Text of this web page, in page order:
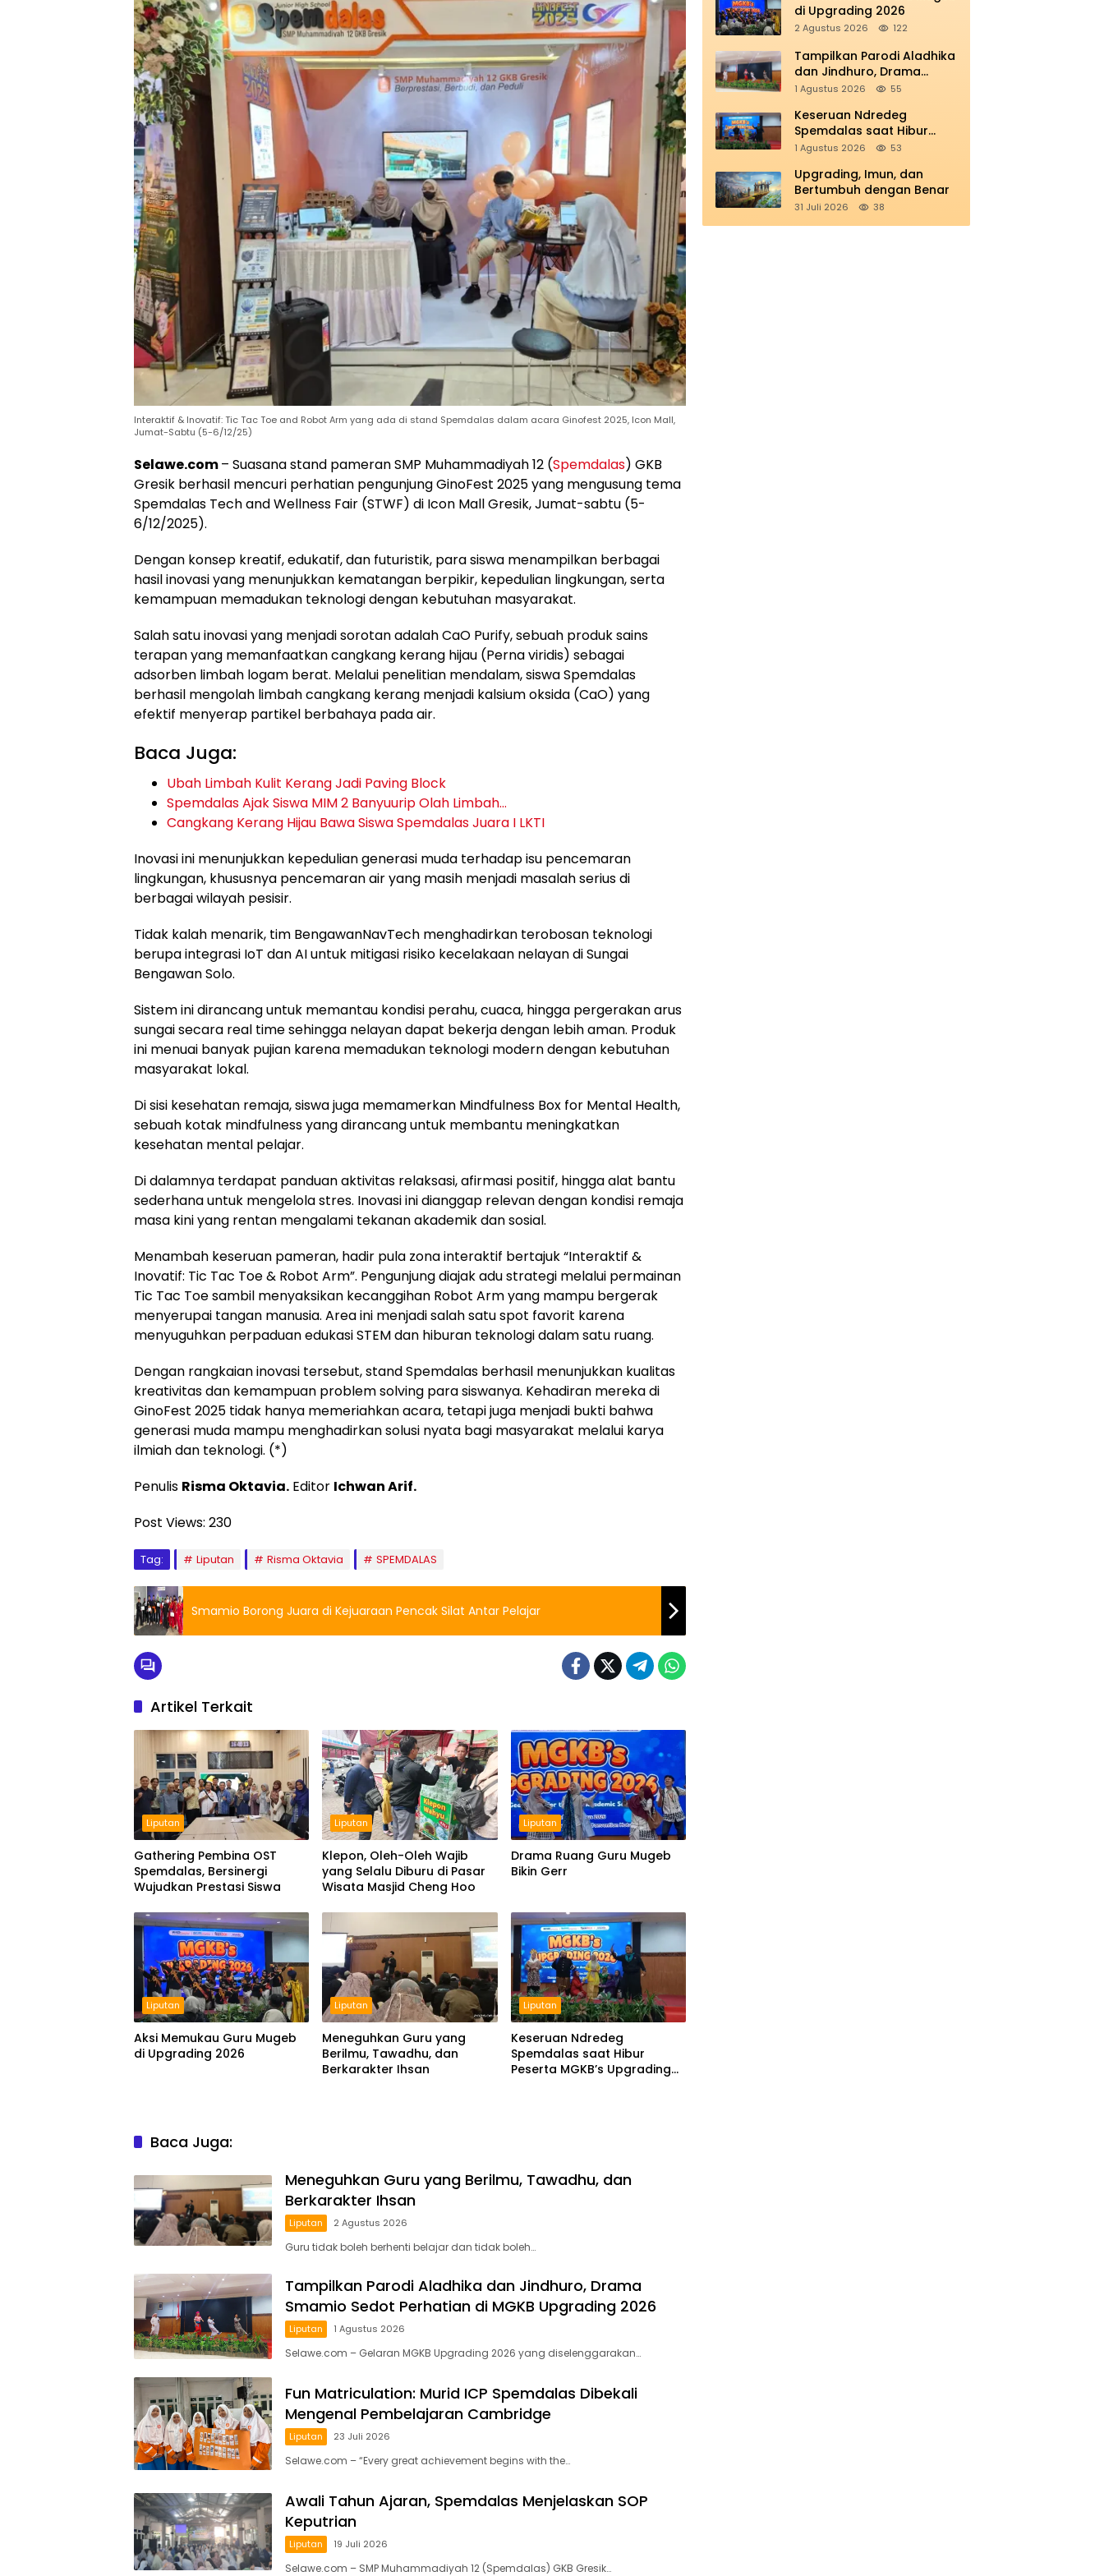
Interaktif & Inovatif: Tic Tac Toe and Robot Arm yang ada di stand Spemdalas dalam acara Ginofest 2025, Icon Mall,
Jumat-Sabtu (5-6/12/25)
Selawe.com– Suasana stand pameran SMP Muhammadiyah 12 (Spemdalas) GKB
Gresik berhasil mencuri perhatian pengunjung GinoFest 2025 yang mengusung tema
Spemdalas Tech and Wellness Fair (STWF) di Icon Mall Gresik, Jumat-sabtu (5-
6/12/2025).
Dengan konsep kreatif, edukatif, dan futuristik, para siswa menampilkan berbagai
hasil inovasi yang menunjukkan kematangan berpikir, kepedulian lingkungan, serta
kemampuan memadukan teknologi dengan kebutuhan masyarakat.
Salah satu inovasi yang menjadi sorotan adalah CaO Purify, sebuah produk sains
terapan yang memanfaatkan cangkang kerang hijau (Perna viridis) sebagai
adsorben limbah logam berat. Melalui penelitian mendalam, siswa Spemdalas
berhasil mengolah limbah cangkang kerang menjadi kalsium oksida (CaO) yang
efektif menyerap partikel berbahaya pada air.
Baca Juga:
Ubah Limbah Kulit Kerang Jadi Paving Block
Spemdalas Ajak Siswa MIM 2 Banyuurip Olah Limbah…
Cangkang Kerang Hijau Bawa Siswa Spemdalas Juara I LKTI
Inovasi ini menunjukkan kepedulian generasi muda terhadap isu pencemaran
lingkungan, khususnya pencemaran air yang masih menjadi masalah serius di
berbagai wilayah pesisir.
Tidak kalah menarik, tim BengawanNavTech menghadirkan terobosan teknologi
berupa integrasi IoT dan AI untuk mitigasi risiko kecelakaan nelayan di Sungai
Bengawan Solo.
Sistem ini dirancang untuk memantau kondisi perahu, cuaca, hingga pergerakan arus
sungai secara real time sehingga nelayan dapat bekerja dengan lebih aman. Produk
ini menuai banyak pujian karena memadukan teknologi modern dengan kebutuhan
masyarakat lokal.
Di sisi kesehatan remaja, siswa juga memamerkan Mindfulness Box for Mental Health,
sebuah kotak mindfulness yang dirancang untuk membantu meningkatkan
kesehatan mental pelajar.
Di dalamnya terdapat panduan aktivitas relaksasi, afirmasi positif, hingga alat bantu
sederhana untuk mengelola stres. Inovasi ini dianggap relevan dengan kondisi remaja
masa kini yang rentan mengalami tekanan akademik dan sosial.
Menambah keseruan pameran, hadir pula zona interaktif bertajuk “Interaktif &
Inovatif: Tic Tac Toe & Robot Arm”. Pengunjung diajak adu strategi melalui permainan
Tic Tac Toe sambil menyaksikan kecanggihan Robot Arm yang mampu bergerak
menyerupai tangan manusia. Area ini menjadi salah satu spot favorit karena
menyuguhkan perpaduan edukasi STEM dan hiburan teknologi dalam satu ruang.
Dengan rangkaian inovasi tersebut, stand Spemdalas berhasil menunjukkan kualitas
kreativitas dan kemampuan problem solving para siswanya. Kehadiran mereka di
GinoFest 2025 tidak hanya memeriahkan acara, tetapi juga menjadi bukti bahwa
generasi muda mampu menghadirkan solusi nyata bagi masyarakat melalui karya
ilmiah dan teknologi. (*)
Penulis Risma Oktavia. Editor Ichwan Arif.
Post Views: 230
Tag: Liputan Risma Oktavia SPEMDALAS
Smamio Borong Juara di Kejuaraan Pencak Silat Antar Pelajar
Artikel Terkait
Liputan
Gathering Pembina OST
Spemdalas, Bersinergi
Wujudkan Prestasi Siswa
Liputan
Klepon, Oleh-Oleh Wajib
yang Selalu Diburu di Pasar
Wisata Masjid Cheng Hoo
Liputan
Drama Ruang Guru Mugeb
Bikin Gerr
Liputan
Aksi Memukau Guru Mugeb
di Upgrading 2026
Liputan
Meneguhkan Guru yang
Berilmu, Tawadhu, dan
Berkarakter Ihsan
Liputan
Keseruan Ndredeg
Spemdalas saat Hibur
Peserta MGKB’s Upgrading
Baca Juga:
Meneguhkan Guru yang Berilmu, Tawadhu, dan
Berkarakter Ihsan
Liputan 2 Agustus 2026
Guru tidak boleh berhenti belajar dan tidak boleh…
Tampilkan Parodi Aladhika dan Jindhuro, Drama
Smamio Sedot Perhatian di MGKB Upgrading 2026
Liputan 1 Agustus 2026
Selawe.com – Gelaran MGKB Upgrading 2026 yang diselenggarakan…
Fun Matriculation: Murid ICP Spemdalas Dibekali
Mengenal Pembelajaran Cambridge
Liputan 23 Juli 2026
Selawe.com – “Every great achievement begins with the…
Awali Tahun Ajaran, Spemdalas Menjelaskan SOP
Keputrian
Liputan 19 Juli 2026
Selawe.com – SMP Muhammadiyah 12 (Spemdalas) GKB Gresik…
di Upgrading 2026
2 Agustus 2026 122
Tampilkan Parodi Aladhika
dan Jindhuro, Drama
Smamio Sedot Perhatian di
1 Agustus 2026 55
Keseruan Ndredeg
Spemdalas saat Hibur
Peserta MGKB’s Upgrading
1 Agustus 2026 53
Upgrading, Imun, dan
Bertumbuh dengan Benar
31 Juli 2026 38